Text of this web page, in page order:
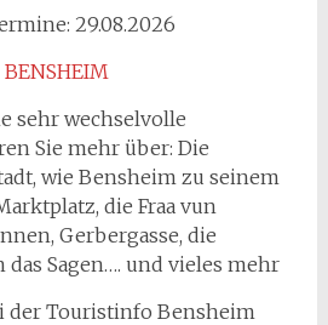
29.08.2026
BENSHEIM
sehr wechselvolle
Sie mehr über: Die
wie Bensheim zu seinem
die Fraa vun
Gerbergasse, die
das Sagen…. und vieles mehr
der Touristinfo Bensheim